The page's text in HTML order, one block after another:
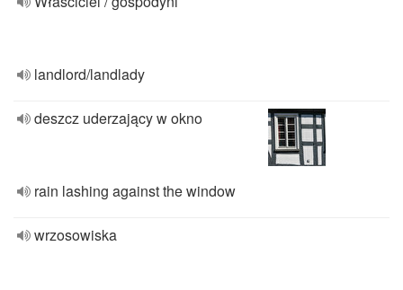
landlord/landlady
deszcz uderzający w okno
rain lashing against the window
wrzosowiska